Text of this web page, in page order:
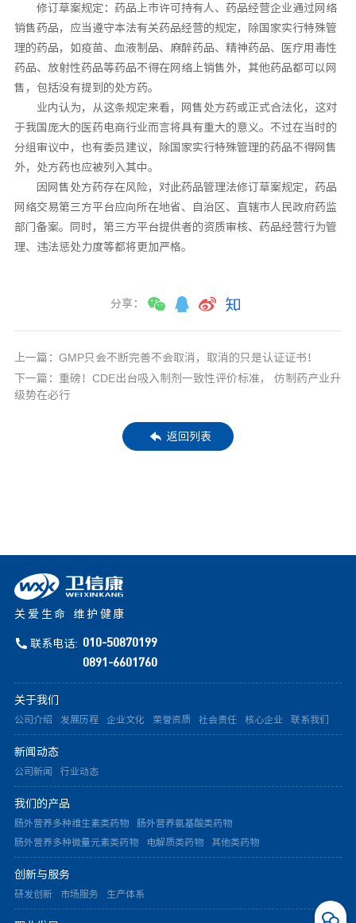
修订草案规定：药品上市许可持有人、药品经营企业通过网络
销售药品，应当遵守本法有关药品经营的规定，除国家实行特殊管
理的药品，如疫苗、血液制品、麻醉药品、精神药品、医疗用毒性
药品、放射性药品等药品不得在网络上销售外，其他药品都可以网
售，包括没有提到的处方药。
业内认为，从这条规定来看，网售处方药或正式合法化，这对
于我国庞大的医药电商行业而言将具有重大的意义。不过在当时的
分组审议中，也有委员建议，除国家实行特殊管理的药品不得网售
外，处方药也应被列入其中。
因网售处方药存在风险，对此药品管理法修订草案规定，药品
网络交易第三方平台应向所在地省、自治区、直辖市人民政府药监
部门备案。同时，第三方平台提供者的资质审核、药品经营行为管
理、违法惩处力度等都将更加严格。
分享：
上一篇：GMP只会不断完善不会取消，取消的只是认证证书！
下一篇：重磅！CDE出台吸入制剂一致性评价标准， 仿制药产业升
级势在必行
返回列表
关爱生命 维护健康
联系电话: 010-50870199
0891-6601760
关于我们
公司介绍 发展历程 企业文化 荣誉资质 社会责任 核心企业 联系我们
新闻动态
公司新闻 行业动态
我们的产品
肠外营养多种维生素类药物
肠外营养氨基酸类药物
肠外营养多种微量元素类药物
电解质类药物 其他类药物
创新与服务
研发创新 市场服务 生产体系